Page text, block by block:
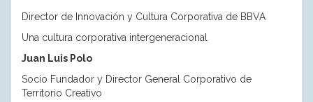
Director de Innovación y Cultura Corporativa de BBVA
Una cultura corporativa intergeneracional
Juan Luis Polo
Socio Fundador y Director General Corporativo de
Territorio Creativo